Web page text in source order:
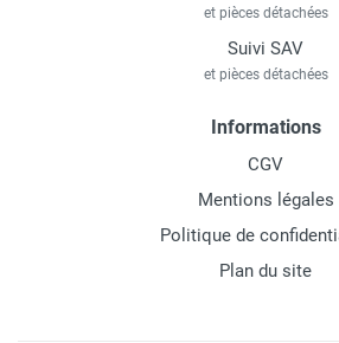
et pièces détachées
Suivi SAV
et pièces détachées
Informations
CGV
Mentions légales
Politique de
Plan du site